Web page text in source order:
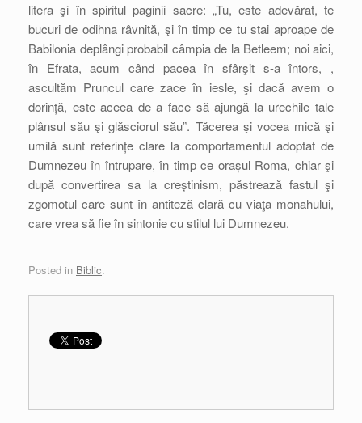
litera şi în spiritul paginii sacre: „Tu, este adevărat, te
bucuri de odihna râvnită, şi în timp ce tu stai aproape de
Babilonia deplângi probabil câmpia de la Betleem; noi aici,
în Efrata, acum când pacea în sfârşit s-a întors, ,
ascultăm Pruncul care zace în iesle, şi dacă avem o
dorință, este aceea de a face să ajungă la urechile tale
plânsul său şi glăsciorul său”. Tăcerea şi vocea mică şi
umilă sunt referințe clare la comportamentul adoptat de
Dumnezeu în întrupare, în timp ce orașul Roma, chiar şi
după convertirea sa la creștinism, păstrează fastul şi
zgomotul care sunt în antiteză clară cu viaţa monahului,
care vrea să fie în sintonie cu stilul lui Dumnezeu.
Posted in Biblic.